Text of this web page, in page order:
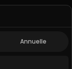
Annuelle